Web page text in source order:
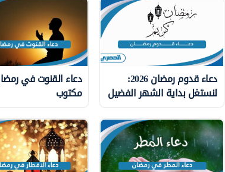
دعاء قدوم رمضان 2026:
لنستغل بداية الشهر الفضيل مكتوب